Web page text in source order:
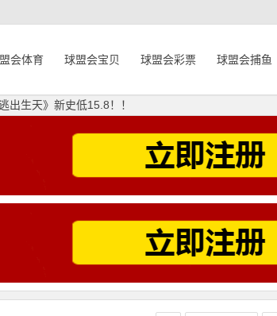
会体育 球盟会宝贝 球盟会彩票 球盟会捕鱼
出生天》新史低15.8！！